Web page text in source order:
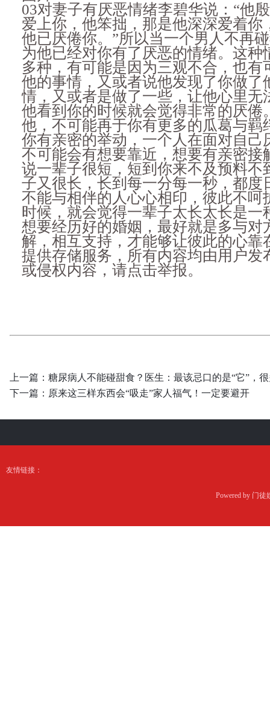
03对妻子有厌恶情绪李碧华说：“他
爱上你，他笨拙，那是他深深爱着你
他已厌倦你。”所以当一个男人不再
为他已经对你有了厌恶的情绪。这种
多种，有可能是因为三观不合，也有
他的事情，又或者说他发现了你做了
情，又或者是做了一些，让他心里无
他看到你的时候就会觉得非常的厌倦
他，不可能再于你有更多的瓜葛与羁
你有亲密的举动，一个人在面对自己
不可能会有想要靠近，想要有亲密接
说一辈子很短，短到你来不及预料不
子又很长，长到每一分每一秒，都度
不能与相伴的人心心相印，彼此不呵
时候，就会觉得一辈子太长太长是一
想要经历好的婚姻，最好就是多与对
解，相互支持，才能够让彼此的心靠
提供存储服务，所有内容均由用户发
或侵权内容，请点击举报。
上一篇： 糖尿病人不能碰甜食？医生：最该忌口的是“它”，
下一篇： 原来这三样东西会“吸走”家人福气！一定要避开
友情链接：
Powered by 门徒